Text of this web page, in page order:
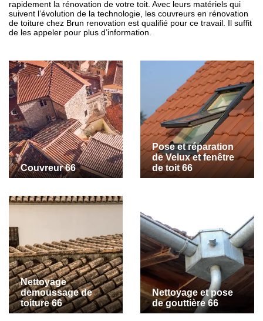
rapidement la rénovation de votre toit. Avec leurs matériels qui
suivent l’évolution de la technologie, les couvreurs en rénovation
de toiture chez Brun renovation est qualifié pour ce travail. Il suffit
de les appeler pour plus d’information.
Couvreur 66
Pose et réparation
de Velux et fenêtre
de toit 66
Nettoyage
demoussage de
toiture 66
Nettoyage et pose
de gouttière 66